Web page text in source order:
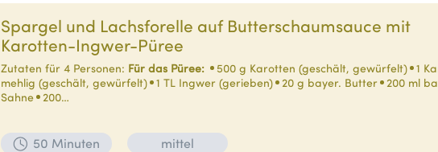
Spargel und Lachsforelle auf Butterschaumsauce mit
Karotten-Ingwer-Püree
Zutaten für 4 Personen: Für das Püree: 500 g Karotten (geschält, gewürfelt)
1
mehlig (geschält, gewürfelt)
1 TL Ingwer (gerieben) 20 g bayer. Butter
200 ml
Sahne
200…
50 Minuten mittel